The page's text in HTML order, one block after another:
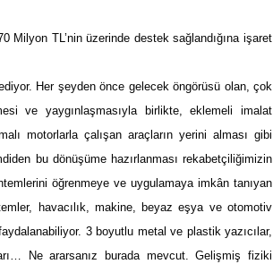
TL’nin üzerinde destek sağlandığına işaret
Her şeyden önce gelecek öngörüsü olan, çok
ve yaygınlaşmasıyla birlikte, eklemeli imalat
motorlarla çalışan araçların yerini alması gibi
bu dönüşüme hazırlanması rekabetçiliğimizin
öğrenmeye ve uygulamaya imkân tanıyan
havacılık, makine, beyaz eşya ve otomotiv
3 boyutlu metal ve plastik yazıcılar,
Ne ararsanız burada mevcut. Gelişmiş fiziki